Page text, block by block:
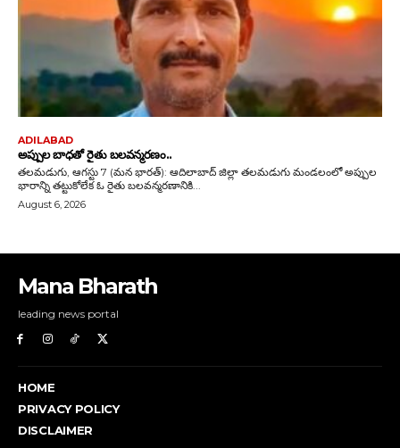
Mana Bharath
leading news portal
HOME
PRIVACY POLICY
DISCLAIMER